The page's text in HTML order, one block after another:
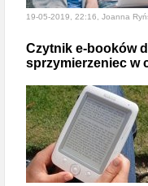
19-05-2019, 22:16, Joanna
Czytnik e-booków
sprzymierzeniec w